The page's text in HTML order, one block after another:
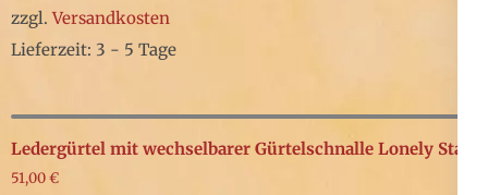
Die
Optionen
der
Produktseite
zzgl.Versandkosten
Lieferzeit: 3 - 5 Tage
Produkt
weist
mehrere
Ledergürtel mit wechselbarer Gürtelschnalle Lonely Star
51,00€